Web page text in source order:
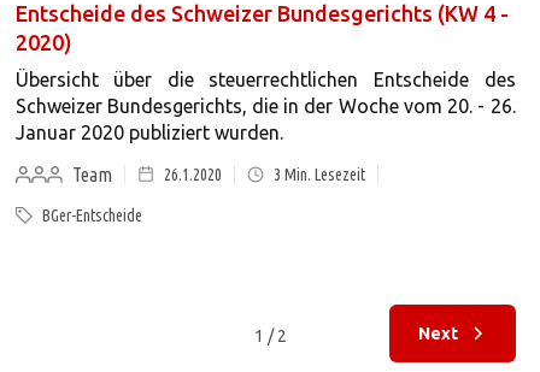
Entscheide des Schweizer Bundesgerichts (KW 4 -
2020)
Übersicht über die steuerrechtlichen Entscheide des
Schweizer Bundesgerichts, die in der Woche vom 20. - 26.
Januar 2020 publiziert wurden.
Team
26.1.2020 3 Min. Lesezeit
BGer-Entscheide
1 / 2 Next